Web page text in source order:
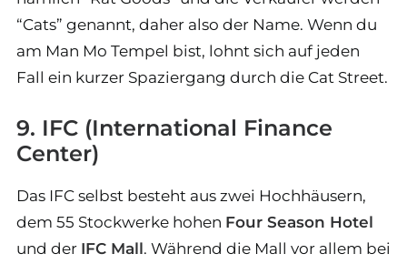
“Cats” genannt, daher also der Name. Wenn du
am Man Mo Tempel bist, lohnt sich auf jeden
Fall ein kurzer Spaziergang durch die Cat Street.
9. IFC (International Finance
Center)
Das IFC selbst besteht aus zwei Hochhäusern,
dem 55 Stockwerke hohen Four Season Hotel
und der IFC Mall. Während die Mall vor allem bei